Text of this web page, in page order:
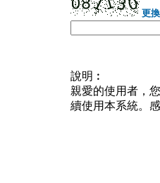
更
說明︰
親愛的使用者，
續使用本系統。